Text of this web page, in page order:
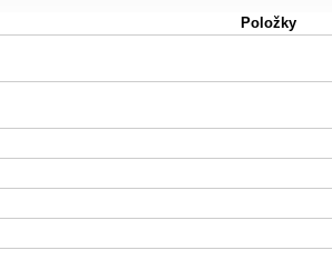
Položky